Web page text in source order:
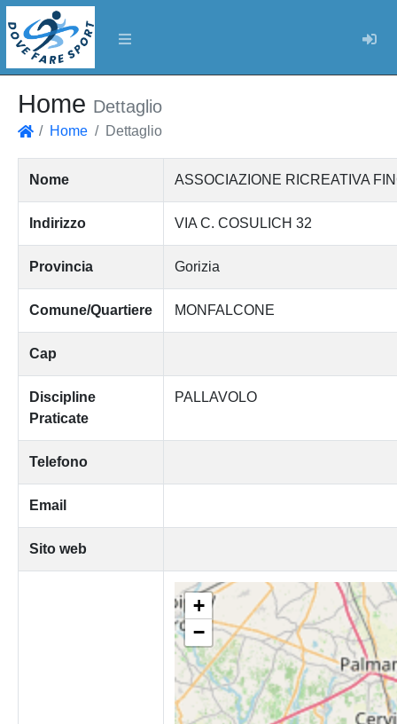
Home Dettaglio
Home Dettaglio
Nome ASSOCIAZIONE RICREATIVA
Indirizzo VIA C. COSULICH 32
Provincia Gorizia
Comune/Quartiere MONFALCONE
Cap
Discipline
Praticate
PALLAVOLO
Telefono
Email
Sito web
+
−